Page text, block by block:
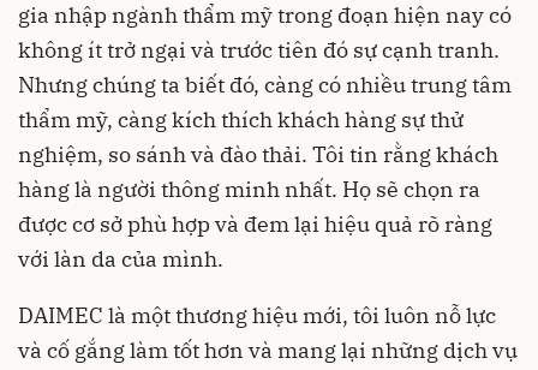
gia nhập ngành thẩm mỹ trong đoạn hiện nay có
không ít trở ngại và trước tiên đó sự cạnh tranh.
Nhưng chúng ta biết đó, càng có nhiều trung tâm
thẩm mỹ, càng kích thích khách hàng sự thử
nghiệm, so sánh và đào thải. Tôi tin rằng khách
hàng là người thông minh nhất. Họ sẽ chọn ra
được cơ sở phù hợp và đem lại hiệu quả rõ ràng
với làn da của mình.
DAIMEC là một thương hiệu mới, tôi luôn nỗ lực
và cố gắng làm tốt hơn và mang lại những dịch vụ